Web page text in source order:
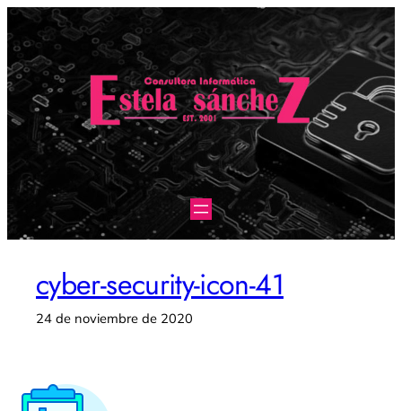
Saltar
al
contenido
cyber-security-icon-41
24 de noviembre de 2020